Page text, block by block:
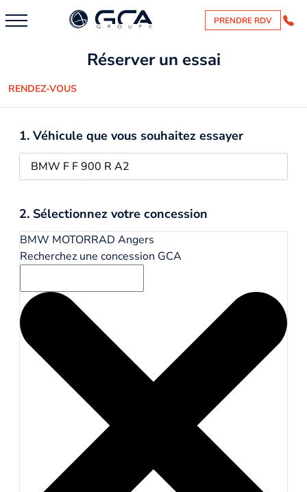
PRENDRE RDV
Réserver un essai
RENDEZ-VOUS
1. Véhicule que vous souhaitez essayer
2. Sélectionnez votre concession
BMW MOTORRAD Angers
Recherchez une concession GCA